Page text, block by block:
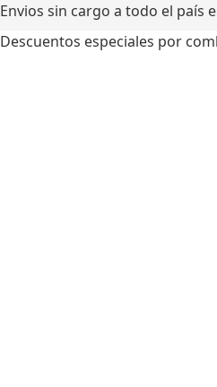
Envios sin cargo a todo el país
Descuentos especiales por